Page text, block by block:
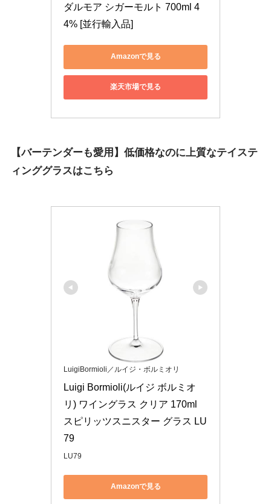
ダルモア シガーモルト 700ml 4
4% [並行輸入品]
Amazonで見る
楽天市場で見る
【バーテンダーも愛用】低価格なのに上質なテイステ
ィンググラスはこちら
LuigiBormioli／ルイジ・ボルミオリ
Luigi Bormioli(ルイジ ボルミオ
リ) ワイングラス クリア 170ml
スピリッツスニスター グラス LU
79
LU79
Amazonで見る